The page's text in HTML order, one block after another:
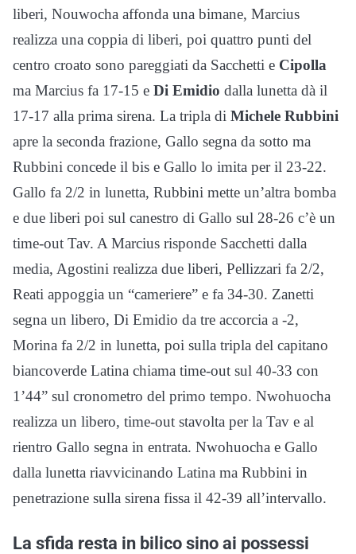
liberi, Nouwocha affonda una bimane, Marcius
realizza una coppia di liberi, poi quattro punti del
centro croato sono pareggiati da Sacchetti e Cipolla
ma Marcius fa 17-15 e Di Emidio dalla lunetta dà il
17-17 alla prima sirena. La tripla di Michele Rubbini
apre la seconda frazione, Gallo segna da sotto ma
Rubbini concede il bis e Gallo lo imita per il 23-22.
Gallo fa 2/2 in lunetta, Rubbini mette un’altra bomba
e due liberi poi sul canestro di Gallo sul 28-26 c’è un
time-out Tav. A Marcius risponde Sacchetti dalla
media, Agostini realizza due liberi, Pellizzari fa 2/2,
Reati appoggia un “cameriere” e fa 34-30. Zanetti
segna un libero, Di Emidio da tre accorcia a -2,
Morina fa 2/2 in lunetta, poi sulla tripla del capitano
biancoverde Latina chiama time-out sul 40-33 con
1’44” sul cronometro del primo tempo. Nwohuocha
realizza un libero, time-out stavolta per la Tav e al
rientro Gallo segna in entrata. Nwohuocha e Gallo
dalla lunetta riavvicinando Latina ma Rubbini in
penetrazione sulla sirena fissa il 42-39 all’intervallo.
La sfida resta in bilico sino ai possessi